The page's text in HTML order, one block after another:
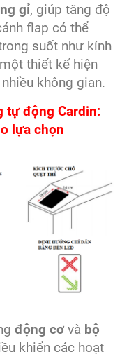
gỉ, giúp tăng độ
flap có thể
suốt như kính
thiết kế hiện
không gian.
tự động Cardin:
lựa chọn
động cơ và bộ
khiển các hoạt